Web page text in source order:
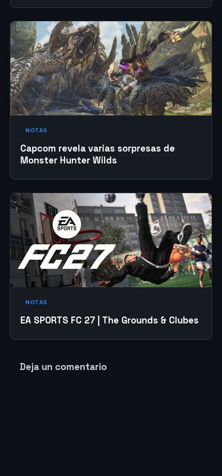
NOTAS
Capcom revela varias sorpresas de
Monster Hunter Wilds
NOTAS
EA SPORTS FC 27 | The Grounds & Clubes
Deja un comentario